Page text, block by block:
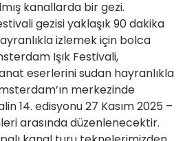
kanallarda bir gezi.
gezisi yaklaşık 90 dakika
izlemek için bolca
Işık Festivali,
eserlerini sudan hayranlıkla
merkezinde
14. edisyonu 27 Kasım 2025 –
​​arasında düzenlenecektir.